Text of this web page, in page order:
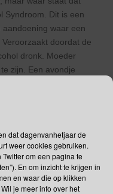
dat dagenvanhetjaar de
weer cookies gebruiken.
om een pagina te
En om inzicht te krijgen in
en waar die op klikken
je meer info over het
Syndroom. Dit is een
waar een
doordat de
dronk. Moeder
zijn. Een avondje
vertraagde groei
dat op je geweten wilt
van FAS(D)